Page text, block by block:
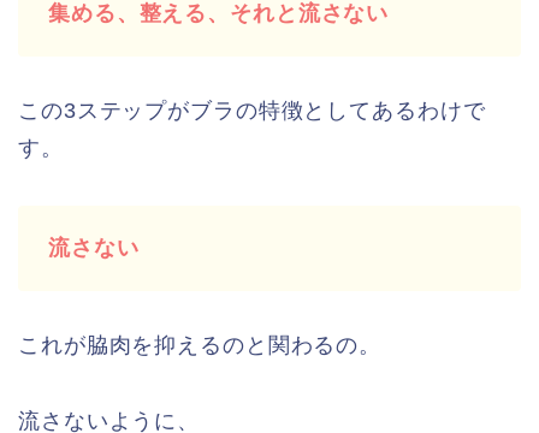
集める、整える、それと流さない
この3ステップがブラの特徴としてあるわけで
す。
流さない
これが脇肉を抑えるのと関わるの。
流さないように、